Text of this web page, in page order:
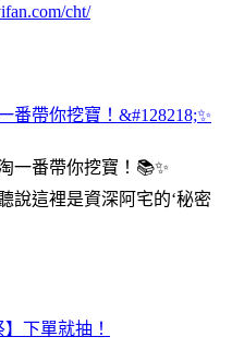
cht/
番帶你挖寶！&#128218;✨
說這裡是資深阿宅的‘秘密
下單就抽！